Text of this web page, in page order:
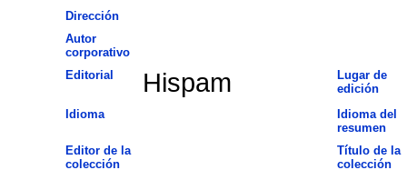
Dirección
Autor
corporativo
Editorial
Hispam
Lugar de
edición
Idioma
Idioma del
resumen
Editor de la
colección
Título de la
colección